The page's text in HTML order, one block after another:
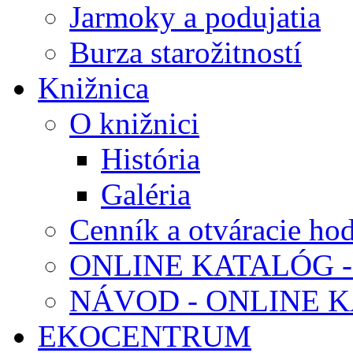
Jarmoky a podujatia
Burza starožitností
Knižnica
O knižnici
História
Galéria
Cenník a otváracie
ONLINE KATALÓG
NÁVOD - ONLINE
EKOCENTRUM